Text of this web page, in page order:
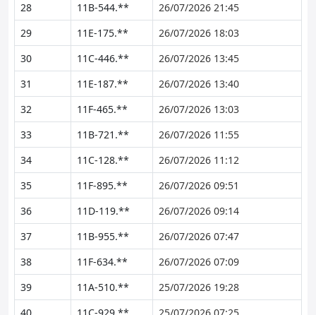
28
11B-544.**
26/07/2026 21:45
29
11E-175.**
26/07/2026 18:03
30
11C-446.**
26/07/2026 13:45
31
11E-187.**
26/07/2026 13:40
32
11F-465.**
26/07/2026 13:03
33
11B-721.**
26/07/2026 11:55
34
11C-128.**
26/07/2026 11:12
35
11F-895.**
26/07/2026 09:51
36
11D-119.**
26/07/2026 09:14
37
11B-955.**
26/07/2026 07:47
38
11F-634.**
26/07/2026 07:09
39
11A-510.**
25/07/2026 19:28